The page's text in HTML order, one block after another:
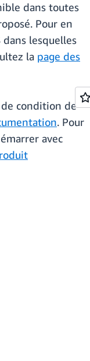
dans toutes
Pour en
dans lesquelles
la page des
de condition de
. Pour
avec